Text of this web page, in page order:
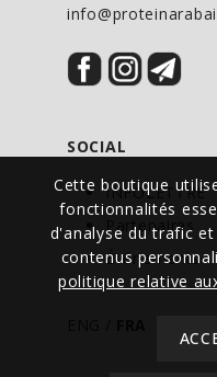
Cette boutique
fonctionnalités
d'analyse du trafic
contenus
politique relative
SOCIAL
INFOLETTRE
Partenaires
Événements